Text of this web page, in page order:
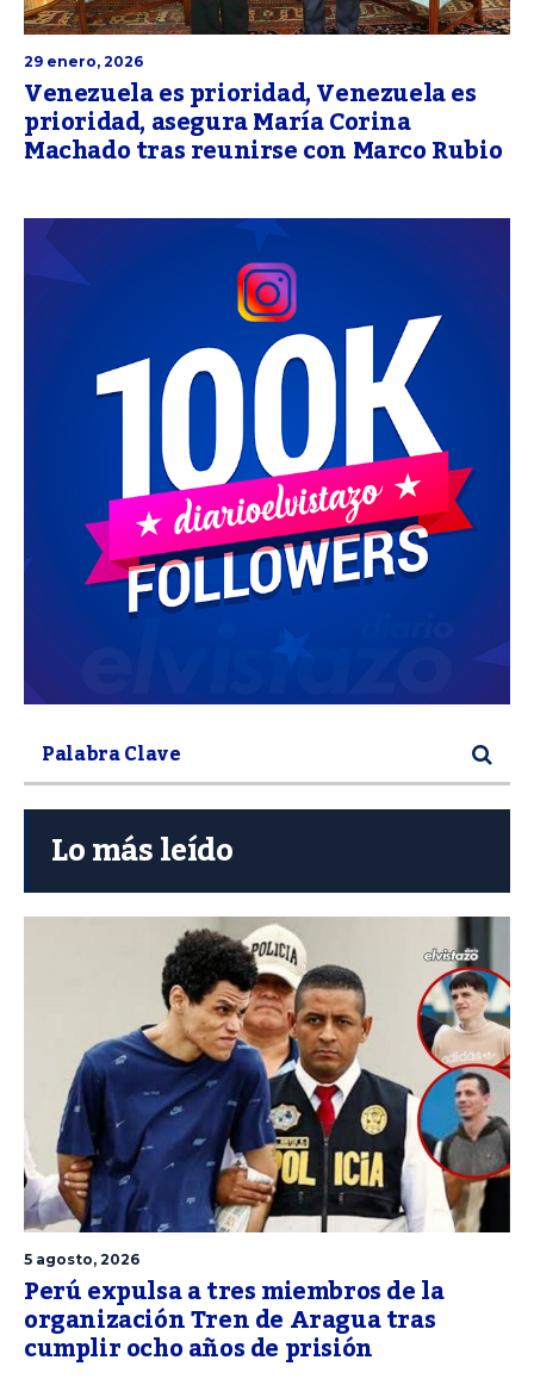
29 enero, 2026
Venezuela es prioridad, Venezuela es
prioridad, asegura María Corina
Machado tras reunirse con Marco Rubio
Lo más leído
5 agosto, 2026
Perú expulsa a tres miembros de la
organización Tren de Aragua tras
cumplir ocho años de prisión